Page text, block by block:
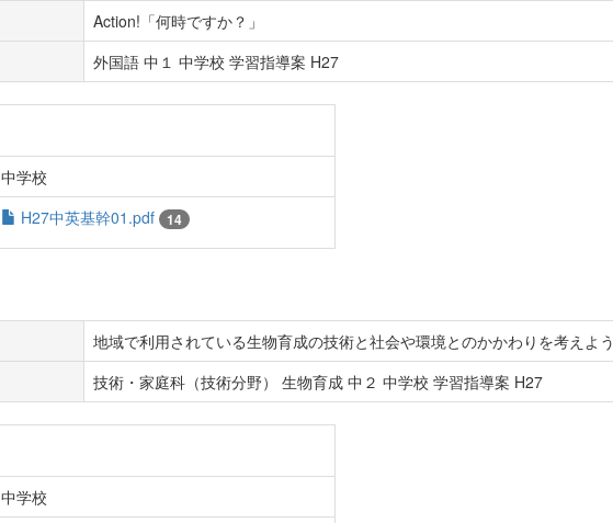
Action!「何時ですか？」
外国語 中１ 中学校 学習指導案 H27
中学校
H27中英基幹01.pdf 14
地域で利用されている生物育成の技術と社会や環境とのかかわりを考えよう
技術・家庭科（技術分野） 生物育成 中２ 中学校 学習指導案 H27
中学校